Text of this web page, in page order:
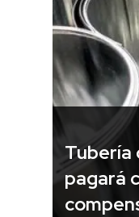
Tubería
pagará